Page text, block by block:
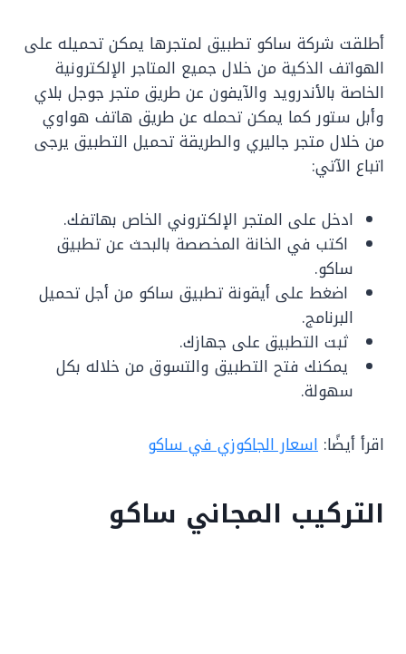
أطلقت شركة ساكو تطبيق لمتجرها يمكن تحميله على
الهواتف الذكية من خلال جميع المتاجر الإلكترونية
الخاصة بالأندرويد والآيفون عن طريق متجر جوجل بلاي
وأبل ستور كما يمكن تحمله عن طريق هاتف هواوي
من خلال متجر جاليري والطريقة تحميل التطبيق يرجى
اتباع الآتي:
ادخل على المتجر الإلكتروني الخاص بهاتفك.
اكتب في الخانة المخصصة بالبحث عن تطبيق
ساكو.
اضغط على أيقونة تطبيق ساكو من أجل تحميل
البرنامج.
ثبت التطبيق على جهازك.
يمكنك فتح التطبيق والتسوق من خلاله بكل
سهولة.
اقرأ أيضًا: اسعار الجاكوزي في ساكو
التركيب المجاني ساكو